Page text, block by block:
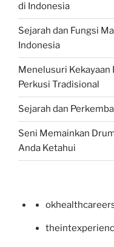
di Indonesia
Sejarah dan Fungsi
Indonesia
Menelusuri Kekayaan
Perkusi Tradisional
Sejarah dan
Seni Memainkan
Anda Ketahui